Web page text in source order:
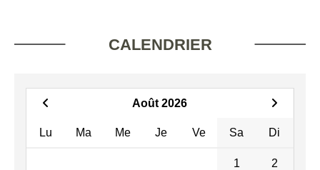
CALENDRIER
Août 2026
Lu Ma Me Je Ve Sa Di
1 2